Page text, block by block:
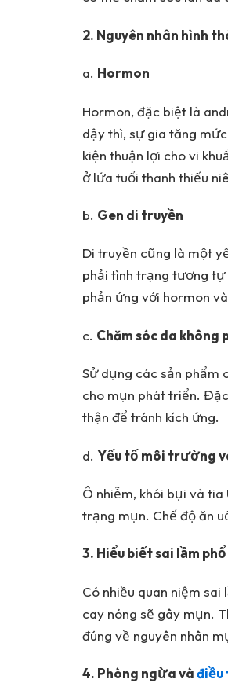
2. Nguyên nhân hình
a. Hormon
Hormon, đặc biệt là
dậy thì, sự gia tăng
kiện thuận lợi cho vi
ở lứa tuổi thanh thiếu
b. Gen di truyền
Di truyền cũng là một
phải tình trạng tương tự
phản ứng với hormon
c. Chăm sóc da không
Sử dụng các sản phẩm
cho mụn phát triển.
thận để tránh kích ứng.
d. Yếu tố môi trường
Ô nhiễm, khói bụi và
trạng mụn. Chế độ ăn
3. Hiểu biết sai lầm
Có nhiều quan niệm
cay nóng sẽ gây mụn.
đúng về nguyên nhân
4. Phòng ngừa vàđiều